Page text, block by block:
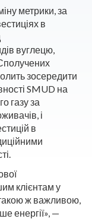
метрики, за
в
вуглецю,
зосередити
SMUD на
газу за
і
в
клієнтам у
ж важливою,
енергії», —